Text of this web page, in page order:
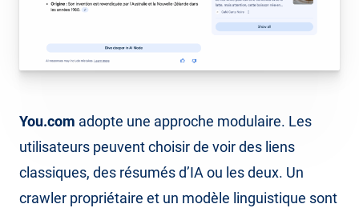
You.com adopte une approche modulaire. Les
utilisateurs peuvent choisir de voir des liens
classiques, des résumés d’IA ou les deux. Un
crawler propriétaire et un modèle linguistique sont